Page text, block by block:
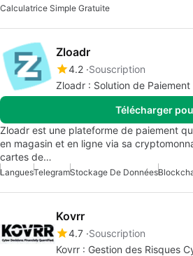
Calculatrice Simple Gratuite
Zloadr
4.2 Souscription
Zloadr : Solution de
Télécharger
Zloadr est une plateforme de paiement
en magasin et en ligne via sa
cartes de…
LanguesTelegramStockage De Données
Kovrr
4.7 Souscription
Kovrr : Gestion des Risques